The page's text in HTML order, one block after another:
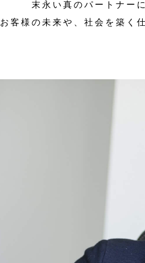
末永い真のパートナー
お客様の未来や、社会を築く